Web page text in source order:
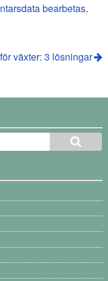
bearbetas.
växter: 3 lösningar